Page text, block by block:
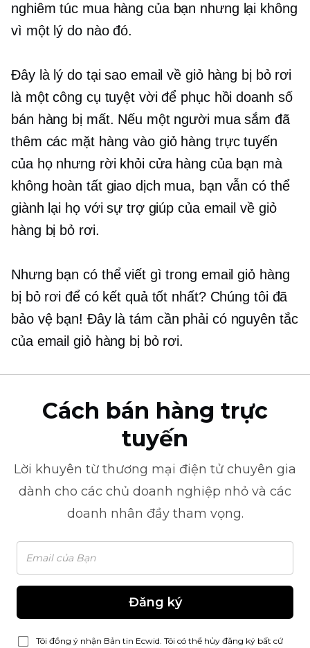
nghiêm túc mua hàng của bạn nhưng lại không
vì một lý do nào đó.
Đây là lý do tại sao email về giỏ hàng bị bỏ rơi
là một công cụ tuyệt vời để phục hồi doanh số
bán hàng bị mất. Nếu một người mua sắm đã
thêm các mặt hàng vào giỏ hàng trực tuyến
của họ nhưng rời khỏi cửa hàng của bạn mà
không hoàn tất giao dịch mua, bạn vẫn có thể
giành lại họ với sự trợ giúp của email về giỏ
hàng bị bỏ rơi.
Nhưng bạn có thể viết gì trong email giỏ hàng
bị bỏ rơi để có kết quả tốt nhất? Chúng tôi đã
bảo vệ bạn! Đây là tám cần phải cónguyên tắc
của email giỏ hàng bị bỏ rơi.
Cách bán hàng trực
tuyến
Lời khuyên từ thương mại điện tử chuyên gia
dành cho các chủ doanh nghiệp nhỏ và các
doanh nhân đầy tham vọng.
Đăng ký
Tôi đồng ý nhận Bản tin Ecwid. Tôi có thể hủy đăng ký bất cứ